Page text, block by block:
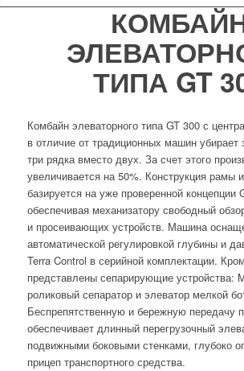
ТИПА GT
Комбайн элеваторного типа GT 300 с
в отличие от традиционных машин
три рядка вместо двух. За счет этого
увеличивается на 50%. Конструкция рамы
базируется на уже проверенной концепции
обеспечивая механизатору свободный
и просеивающих устройств. Машина
автоматической регулировкой глубины и
Terra Control в серийной комплектации.
представлены сепарирующие устройства:
роликовый сепаратор и элеватор мелкой
Беспрепятственную и бережную передачу
обеспечивает длинный перегрузочный
подвижными боковыми стенками, глубоко
прицеп транспортного средства.